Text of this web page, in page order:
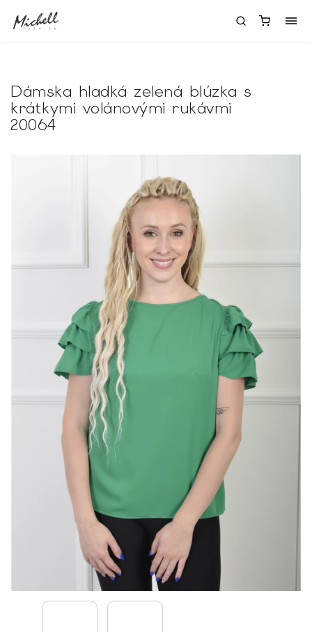
Dámska hladká zelená blúzka s
krátkymi volánovými rukávmi
20064